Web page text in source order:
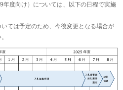
度向け）については、以下の日程で実施
ては予定のため、今後変更となる場合が